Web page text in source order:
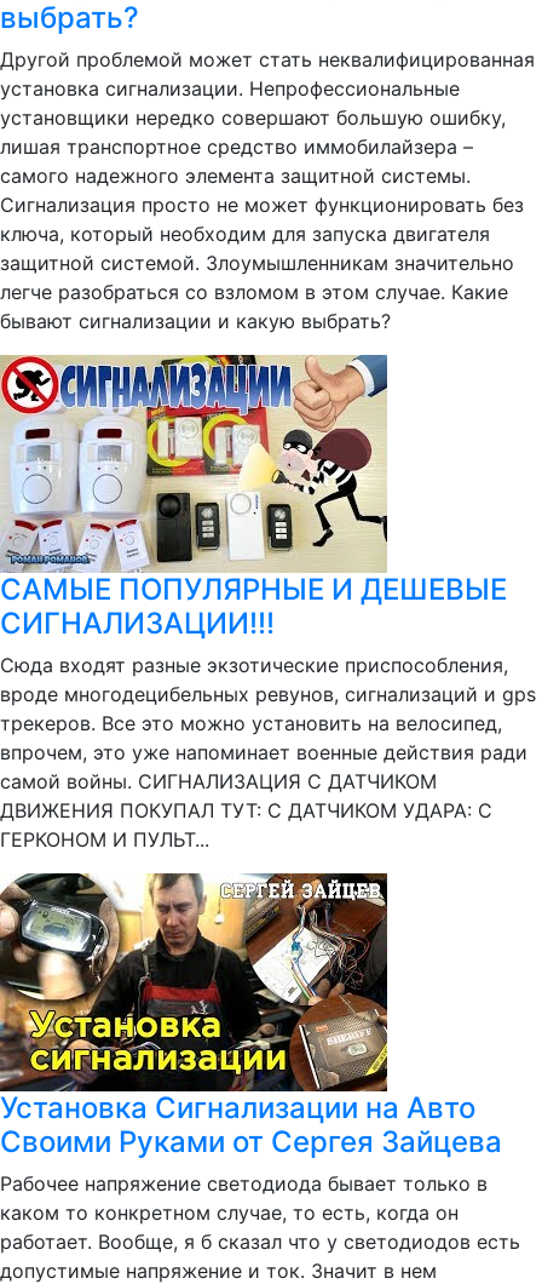
выбрать?
Другой проблемой может стать неквалифицированная
установка сигнализации. Непрофессиональные
установщики нередко совершают большую ошибку,
лишая транспортное средство иммобилайзера –
самого надежного элемента защитной системы.
Сигнализация просто не может функционировать без
ключа, который необходим для запуска двигателя
защитной системой. Злоумышленникам значительно
легче разобраться со взломом в этом случае. Какие
бывают сигнализации и какую выбрать?
САМЫЕ ПОПУЛЯРНЫЕ И ДЕШЕВЫЕ
СИГНАЛИЗАЦИИ!!!
Сюда входят разные экзотические приспособления,
вроде многодецибельных ревунов, сигнализаций и gps
трекеров. Все это можно установить на велосипед,
впрочем, это уже напоминает военные действия ради
самой войны. СИГНАЛИЗАЦИЯ С ДАТЧИКОМ
ДВИЖЕНИЯ ПОКУПАЛ ТУТ: С ДАТЧИКОМ УДАРА: С
ГЕРКОНОМ И ПУЛЬТ...
Установка Сигнализации на Авто
Своими Руками от Сергея Зайцева
Рабочее напряжение светодиода бывает только в
каком то конкретном случае, то есть, когда он
работает. Вообще, я б сказал что у светодиодов есть
допустимые напряжение и ток. Значит в нем